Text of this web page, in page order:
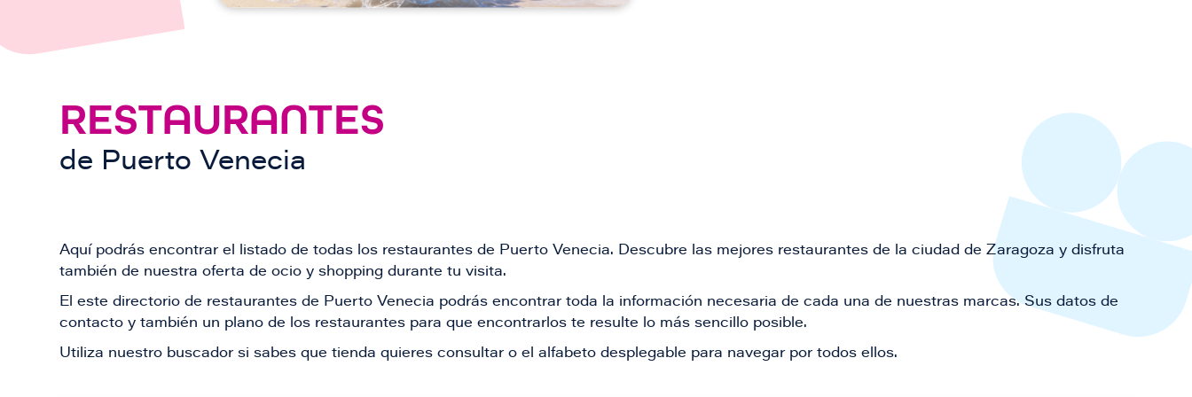
RESTAURANTES
de Puerto Venecia
Aquí podrás encontrar el listado de todas los restaurantes de Puerto Venecia. Descubre las mejores restaurantes de la ciudad de Zaragoza y disfruta
también de nuestra oferta de ocio y shopping durante tu visita.
El este directorio de restaurantes de Puerto Venecia podrás encontrar toda la información necesaria de cada una de nuestras marcas. Sus datos de
contacto y también un plano de los restaurantes para que encontrarlos te resulte lo más sencillo posible.
Utiliza nuestro buscador si sabes que tienda quieres consultar o el alfabeto desplegable para navegar por todos ellos.